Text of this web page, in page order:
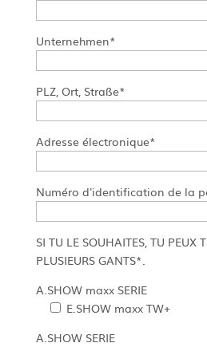
Unternehmen*
PLZ, Ort, Straße*
Adresse électronique*
Numéro d'identification de la
SI TU LE SOUHAITES, TU PEUX
PLUSIEURS GANTS*.
A.SHOW maxx SERIE
E.SHOW maxx TW+
A.SHOW SERIE